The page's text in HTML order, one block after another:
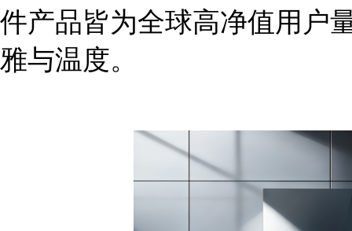
件产品皆为全球高净值用户
雅与温度。